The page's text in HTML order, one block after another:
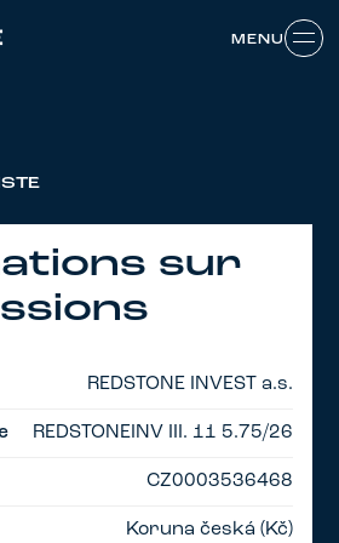
MENU
sur
REDSTONE INVEST a.s.
REDSTONEINV III. 11 5.75/26
CZ0003536468
Koruna česká (Kč)